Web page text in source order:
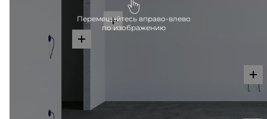
Перемещайтесь вправо-влево
по изображению